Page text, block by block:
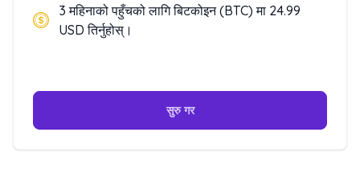
3 महिनाको पहुँचको लागि बिटकोइन (BTC) मा 24.99
USD तिर्नुहोस्।
सुरु गर